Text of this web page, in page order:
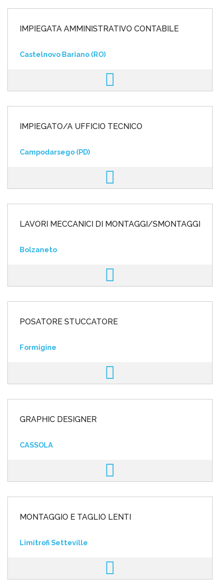
IMPIEGATA AMMINISTRATIVO CONTABILE
Castelnovo Bariano (RO)
IMPIEGATO/A UFFICIO TECNICO
Campodarsego (PD)
LAVORI MECCANICI DI MONTAGGI/SMONTAGGI
Bolzaneto
POSATORE STUCCATORE
Formigine
GRAPHIC DESIGNER
CASSOLA
MONTAGGIO E TAGLIO LENTI
Limitrofi Setteville